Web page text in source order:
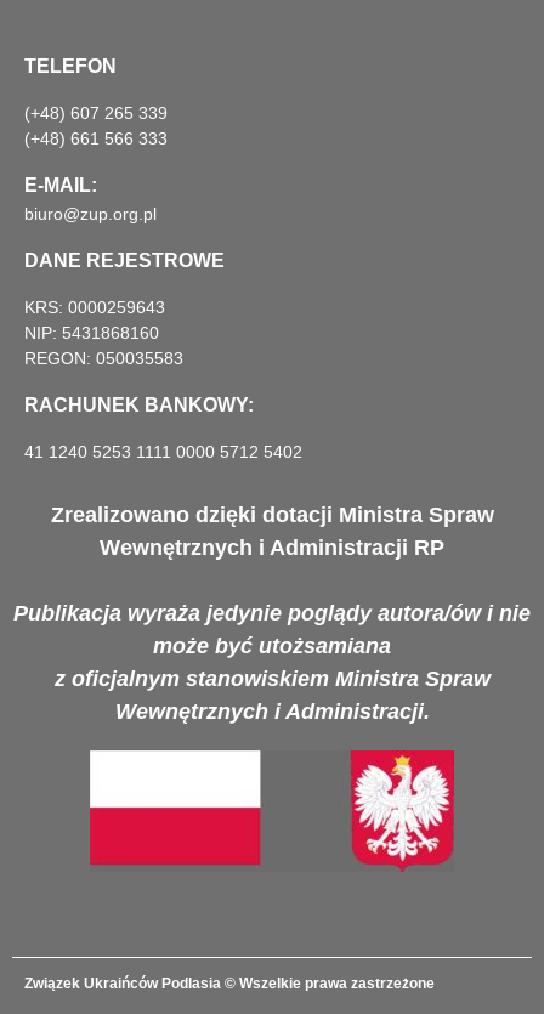
TELEFON
(+48) 607 265 339
(+48) 661 566 333
E-MAIL:
biuro@zup.org.pl
DANE REJESTROWE
KRS: 0000259643
NIP: 5431868160
REGON: 050035583
RACHUNEK BANKOWY:
41 1240 5253 1111 0000 5712 5402
Zrealizowano dzięki dotacji Ministra Spraw
Wewnętrznych i Administracji RP
Publikacja wyraża jedynie poglądy autora/ów i nie
może być utożsamiana
z oficjalnym stanowiskiem Ministra Spraw
Wewnętrznych i Administracji.
Związek Ukraińców Podlasia © Wszelkie prawa zastrzeżone